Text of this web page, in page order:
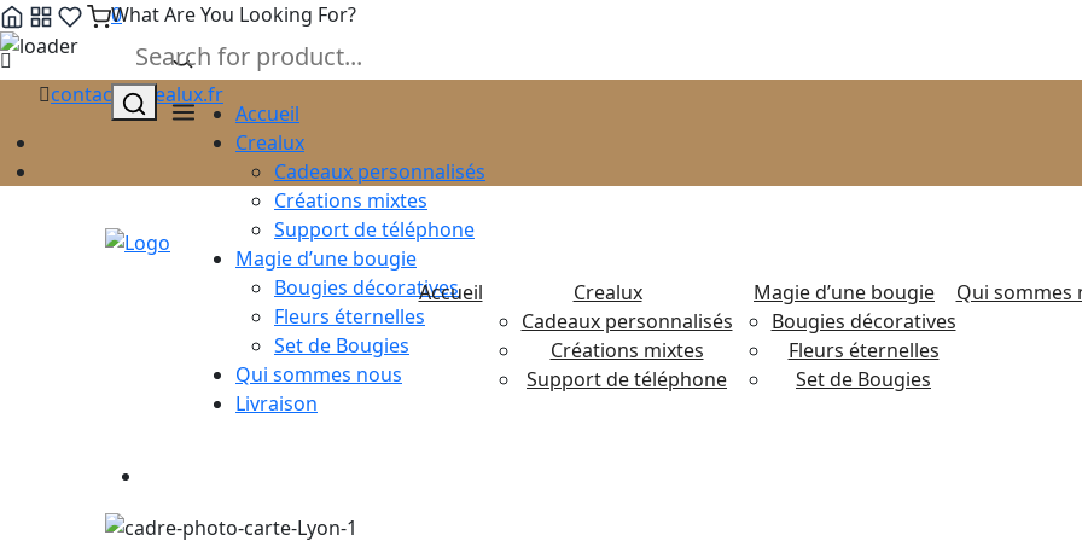
0
Skip
contact@crealux.fr
What Are You Looking For?
Accueil
Crealux
Cadeaux personnalisés
Créations mixtes
Support de téléphone
Magie d’une bougie
Bougies décoratives
Fleurs éternelles
Set de Bougies
Qui sommes nous
Livraison
Accueil
Crealux
Cadeaux personnalisés
Créations mixtes
Support de téléphone
Magie d’une bougie
Bougies décoratives
Fleurs éternelles
Set de Bougies
Qui sommes